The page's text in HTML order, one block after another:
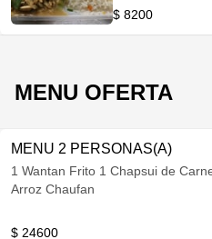
$ 8200
MENU OFERTA
MENU 2 PERSONAS(A)
1 Wantan Frito 1 Chapsui de Carne 1 Diente de Dragon pollo 2
Arroz Chaufan
$ 24600